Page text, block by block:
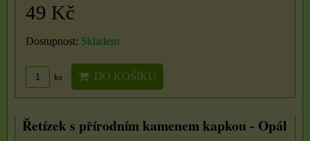
49 Kč
Dostupnost: Skladem
ks DO KOŠÍKU
Řetízek s přírodním kamenem kapkou - Opál